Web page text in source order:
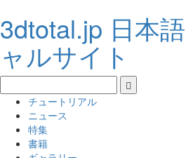
3dtotal.jp 日本
ャルサイト
チュートリアル
ニュース
特集
書籍